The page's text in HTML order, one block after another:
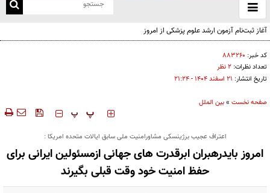
باز
و
آغاز ثبت‌نام آزمون ارشد علوم پزشکی از امروز
کد خبر: ۸۸۳۲۶۰
تعداد نظرات: ۲ نظر
تاریخ انتشار: ۲۱ اسفند ۱۴۰۴ - ۲۱:۲۴
صفحه نخست »بین الملل
‍‍‍ پ پ
اعتراف عجیب برژینسکی مشاورامنیت ملی سابق ایالات متحده امریکا :
امروز بایدرهبران ابرقدرت های جهانی ازمسئولین ایرانی برای
حفظ امنیت خود وقت قبلی بگیرند